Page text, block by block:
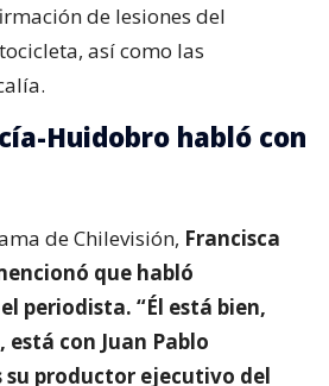
de lesiones del
así como las
Huidobro habló con
de Chilevisión, Francisca
que habló
periodista. “Él está bien,
con Juan Pablo
su productor ejecutivo del